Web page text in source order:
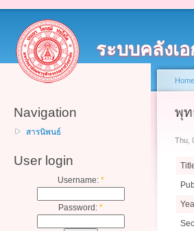
ระบบคลังเ
Navigation
สารนิพนธ์
User login
Username: *
Password: *
Home
พุท
Thu,